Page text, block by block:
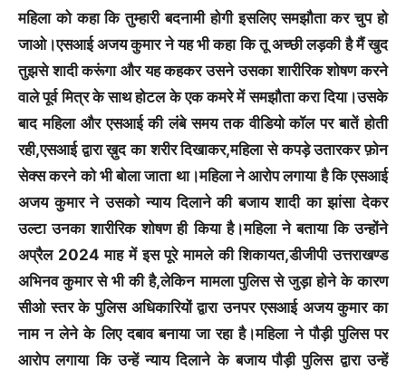
महिला को कहा कि तुम्हारी बदनामी होगी इसलिए समझौता कर चुप हो
जाओ।एसआई अजय कुमार ने यह भी कहा कि तू अच्छी लड़की है मैं खुद
तुझसे शादी करूंगा और यह कहकर उसने उसका शारीरिक शोषण करने
वाले पूर्व मित्र के साथ होटल के एक कमरे में समझौता करा दिया।उसके
बाद महिला और एसआई की लंबे समय तक वीडियो कॉल पर बातें होती
रही,एसआई द्वारा ख़ुद का शरीर दिखाकर,महिला से कपड़े उतारकर फ़ोन
सेक्स करने को भी बोला जाता था।महिला ने आरोप लगाया है कि एसआई
अजय कुमार ने उसको न्याय दिलाने की बजाय शादी का झांसा देकर
उल्टा उनका शारीरिक शोषण ही किया है।महिला ने बताया कि उन्होंने
अप्रैल 2024 माह में इस पूरे मामले की शिकायत,डीजीपी उत्तराखण्ड
अभिनव कुमार से भी की है,लेकिन मामला पुलिस से जुड़ा होने के कारण
सीओ स्तर के पुलिस अधिकारियों द्वारा उनपर एसआई अजय कुमार का
नाम न लेने के लिए दबाव बनाया जा रहा है।महिला ने पौड़ी पुलिस पर
आरोप लगाया कि उन्हें न्याय दिलाने के बजाय पौड़ी पुलिस द्वारा उन्हें